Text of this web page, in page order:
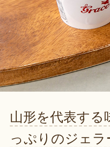
山形を代表す
っぷりのジェ